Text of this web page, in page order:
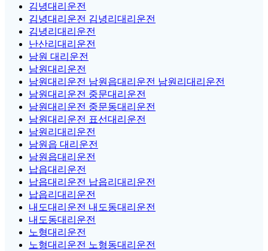
김녕대리운전
김녕대리운전 김녕리대리운전
김녕리대리운전
난산리대리운전
남원 대리운전
남원대리운전
남원대리운전 남원읍대리운전 남원리대리운전
남원대리운전 중문대리운전
남원대리운전 중문동대리운전
남원대리운전 표선대리운전
남원리대리운전
남원읍 대리운전
남원읍대리운전
납읍대리운전
납읍대리운전 납읍리대리운전
납읍리대리운전
내도대리운전 내도동대리운전
내도동대리운전
노형대리운전
노형대리운전 노형동대리운전